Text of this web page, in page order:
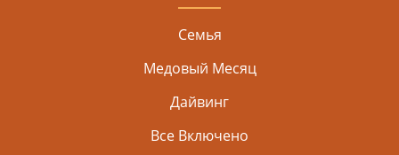
Семья
Медовый Месяц
Дайвинг
Все Включено